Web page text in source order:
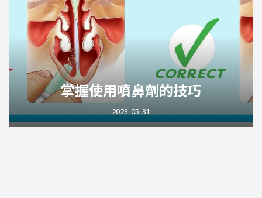
掌握使用噴鼻劑的技巧
2023-05-31